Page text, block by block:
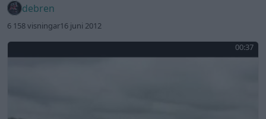
debren
6 158 visningar16 juni 2012
00:37